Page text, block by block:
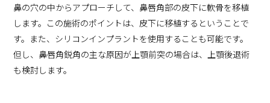
鼻の穴の中からアプローチして、鼻唇角部の皮下に軟骨を移植
します。この施術のポイントは、皮下に移植するということで
す。また、シリコンインプラントを使用することも可能です。
但し、鼻唇角鋭角の主な原因が上顎前突の場合は、上顎後退術
も検討します。